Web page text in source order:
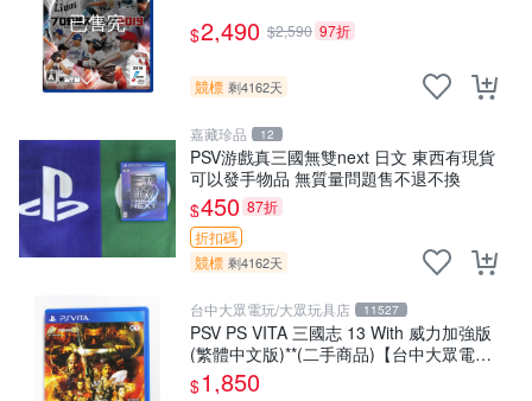
已售完 $2,490 $2,590 97折
競標 剩4162天
嘉藏珍品 12
PSV游戲真三國無雙next 日文 東西有現貨
可以發手物品 無質量問題售不退不換
$450 87折
折扣碼
競標 剩4162天
台中大眾電玩/大眾玩具店 11527
PSV PS VITA 三國志 13 With 威力加強版
(繁體中文版)**(二手商品)【台中大眾電
玩】
$1,850